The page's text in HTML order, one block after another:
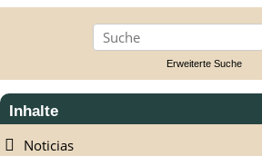
Erweiterte Suche
Inhalte
Noticias